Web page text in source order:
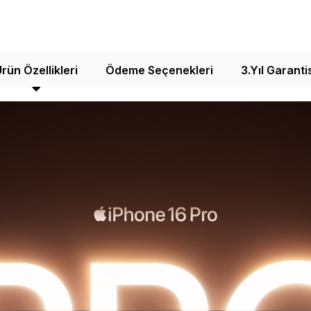
Özellikleri Ödeme Seçenekleri 3.Yıl